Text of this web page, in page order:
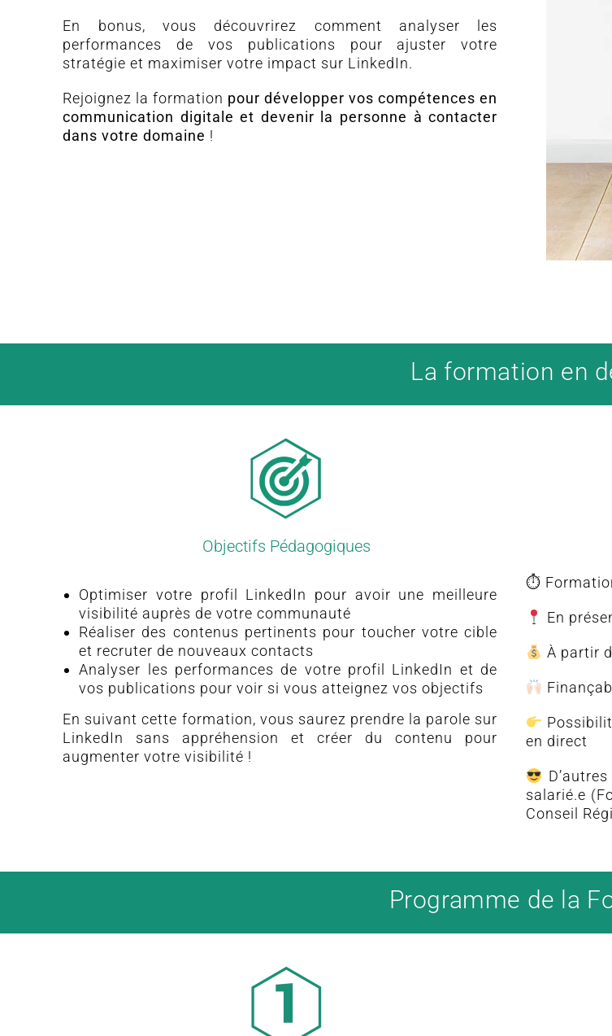
En bonus, vous découvrirez comment analyser les
performances de vos publications pour ajuster votre
stratégie et maximiser votre impact sur LinkedIn.
Rejoignez la formation pour développer vos compétences en
communication digitale et devenir la personne à contacter
dans votre domaine !
La formation en
Objectifs Pédagogiques​
Optimiser votre profil LinkedIn pour avoir une meilleure
visibilité auprès de votre communauté
Réaliser des contenus pertinents pour toucher votre cible
et recruter de nouveaux contacts
Analyser les performances de votre profil LinkedIn et de
vos publications pour voir si vous atteignez vos objectifs
En suivant cette formation, vous saurez prendre la parole sur
LinkedIn sans appréhension et créer du contenu pour
augmenter votre visibilité !
⏱
En
À partir
en direct
salarié.e
Conseil
Programme de la